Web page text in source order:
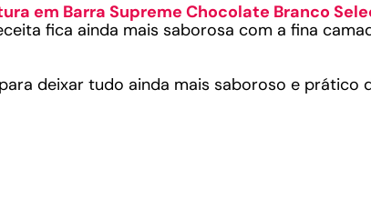
em Barra Supreme Chocolate Branco
fica ainda mais saborosa com a fina
deixar tudo ainda mais saboroso e prático